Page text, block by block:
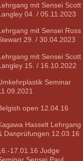
mit Sensei Scott
04. / 05.11.2023
mit Sensei Ross
29. / 30.04.2023
mit Sensei Scott
15. / 16.10.2022
Seminar
open 12.04.16
Hasselt Lehrgang
Danprüfungen 12.03.16
17.01.16 Judge
Sensei Paul